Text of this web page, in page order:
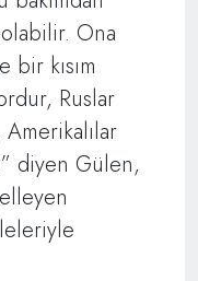
Ona
kısım
Ruslar
Amerikalılar
diyen Gülen,